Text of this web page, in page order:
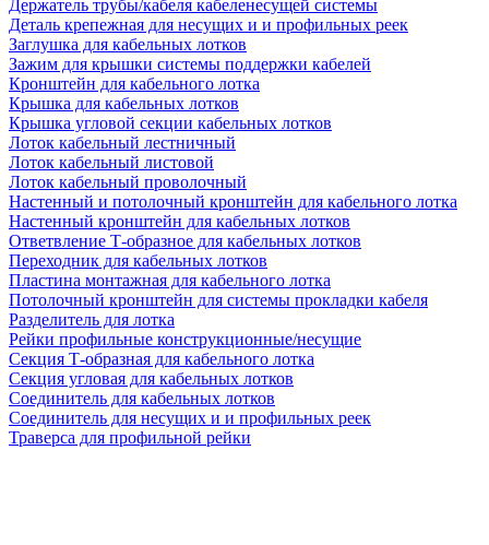
Держатель трубы/кабеля кабеленесущей системы
Деталь крепежная для несущих и и профильных реек
Заглушка для кабельных лотков
Зажим для крышки системы поддержки кабелей
Кронштейн для кабельного лотка
Крышка для кабельных лотков
Крышка угловой секции кабельных лотков
Лоток кабельный лестничный
Лоток кабельный листовой
Лоток кабельный проволочный
Настенный и потолочный кронштейн для кабельного лотка
Настенный кронштейн для кабельных лотков
Ответвление Т-образное для кабельных лотков
Переходник для кабельных лотков
Пластина монтажная для кабельного лотка
Потолочный кронштейн для системы прокладки кабеля
Разделитель для лотка
Рейки профильные конструкционные/несущие
Секция Т-образная для кабельного лотка
Секция угловая для кабельных лотков
Соединитель для кабельных лотков
Соединитель для несущих и и профильных реек
Траверса для профильной рейки